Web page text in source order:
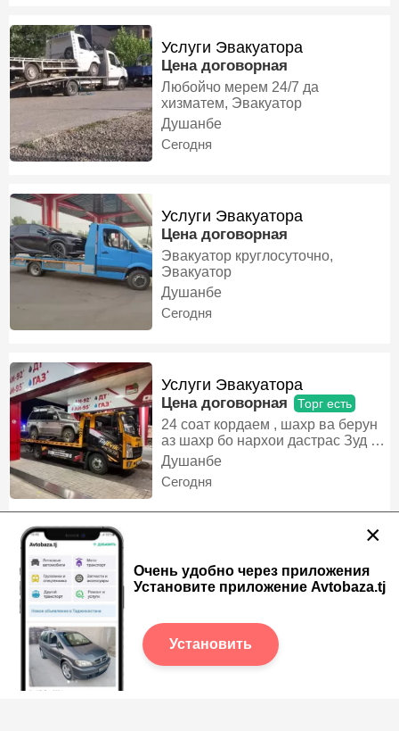
×
Очень удобно через приложения
Установите приложение Avtobaza.tj
Установить
Услуги Эвакуатора
Цена договорная
Любойчо мерем 24/7 да
хизматем, Эвакуатор
Душанбе
Сегодня
Услуги Эвакуатора
Цена договорная
Эвакуатор круглосуточно,
Эвакуатор
Душанбе
Сегодня
Услуги Эвакуатора
Цена договорная Торг есть
24 соат кордаем , шахр ва берун
аз шахр бо нархои дастрас Зуд ,
Босифат , Боэхтиёт., Эвакуатор
Душанбе
Сегодня
Услуги Эвакуатора
Цена договорная
Душанбе
Сегодня